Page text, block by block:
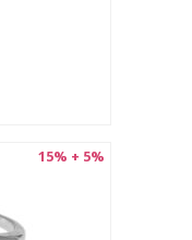
15% + 5%